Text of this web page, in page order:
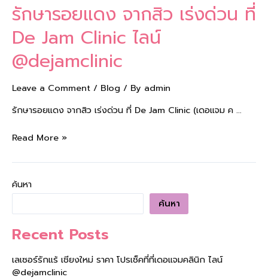
ค้นหา
ค้นหา
Recent Posts
เลเซอร์รักแร้ เชียงใหม่ ราคา โปรเช็คที่ที่เดอแจมคลินิก ไลน์
@dejamclinic
รักษารอยแดง จากสิว เร่งด่วน ที่
De Jam Clinic ไลน์
@dejamclinic
Leave a Comment / Blog / By admin
รักษารอยแดง จากสิว เร่งด่วน ที่ De Jam Clinic (เดอแจม ค …
Read More »